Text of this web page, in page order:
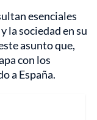
esenciales
la sociedad en su
asunto que,
con los
a España.